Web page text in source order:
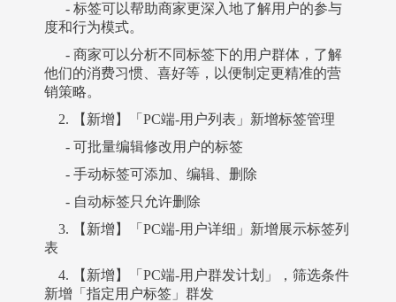
- 标签可以帮助商家更深入地了解用户的参与
度和行为模式。
- 商家可以分析不同标签下的用户群体，了解
他们的消费习惯、喜好等，以便制定更精准的营
销策略。
2. 【新增】「PC端-用户列表」新增标签管理
- 可批量编辑修改用户的标签
- 手动标签可添加、编辑、删除
- 自动标签只允许删除
3. 【新增】「PC端-用户详细」新增展示标签列
表
4. 【新增】「PC端-用户群发计划」，筛选条件
新增「指定用户标签」群发